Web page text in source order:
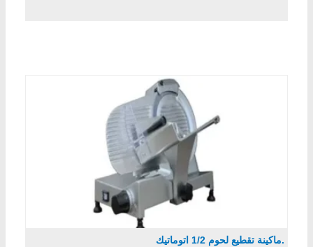
.ماكينة تقطيع لحوم 1/2 اتوماتيك